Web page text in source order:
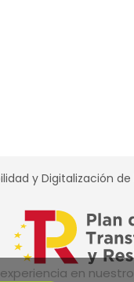
y Digitalización de la
en